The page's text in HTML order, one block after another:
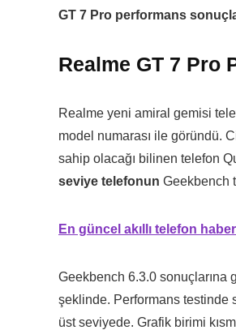
GT 7 Pro performans
Realme GT 7 Pro
Realme yeni amiral gemisi
model numarası ile göründü.
sahip olacağı bilinen telefon
seviye telefonun Geekbench
En güncel akıllı telefon
Geekbench 6.3.0 sonuçlarına
şeklinde. Performans testinde
üst seviyede. Grafik birimi